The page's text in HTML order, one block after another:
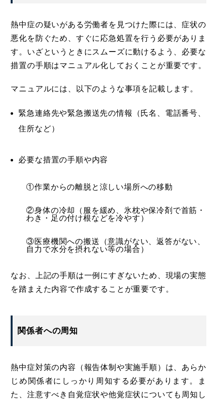
熱中症の疑いがある労働者を見つけた際には、症状の
悪化を防ぐため、すぐに応急処置を行う必要がありま
す。いざというときにスムーズに動けるよう、必要な
措置の手順はマニュアル化しておくことが重要です。
マニュアルには、以下のような事項を記載します。
緊急連絡先や緊急搬送先の情報（氏名、電話番号、
住所など）
必要な措置の手順や内容
①作業からの離脱と涼しい場所への移動
②身体の冷却（服を緩め、氷枕や保冷剤で首筋・
わき・足の付け根などを冷やす）
③医療機関への搬送（意識がない、返答がない、
自力で水分を摂れない等の場合）
なお、上記の手順は一例にすぎないため、現場の実態
を踏まえた内容で作成することが重要です。
関係者への周知
熱中症対策の内容（報告体制や実施手順）は、あらか
じめ関係者にしっかり周知する必要があります。ま
た、注意すべき自覚症状や他覚症状についても周知し